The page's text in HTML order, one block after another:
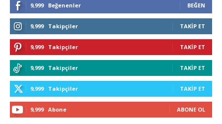
9,999 Beğenenler BEĞEN
9,999 Takipçiler TAKIP ET
9,999 Takipçiler TAKIP ET
9,999 Takipçiler TAKIP ET
9,999 Takipçiler TAKIP ET
9,999 Abone ABONE OL